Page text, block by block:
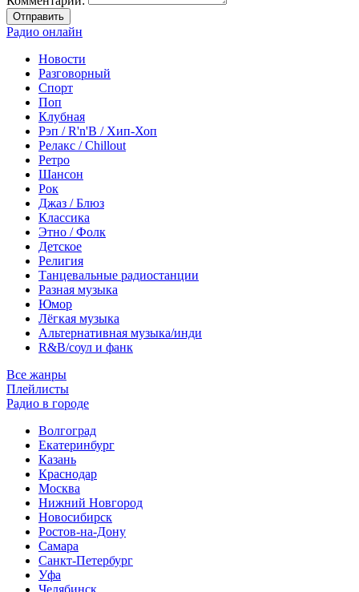
Отправить
Радио онлайн
Новости
Разговорный
Спорт
Поп
Клубная
Рэп / R'n'B / Хип-Хоп
Релакс / Chillout
Ретро
Шансон
Рок
Джаз / Блюз
Классика
Этно / Фолк
Детское
Религия
Танцевальные радиостанции
Разная музыка
Юмор
Лёгкая музыка
Альтернативная музыка/инди
R&B/cоул и фанк
Все жанры
Плейлисты
Радио в городе
Волгоград
Екатеринбург
Казань
Краснодар
Москва
Нижний Новгород
Новосибирск
Ростов-на-Дону
Самара
Санкт-Петербург
Уфа